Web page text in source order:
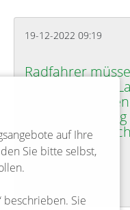
19-12-2022 09:19
Radfahrer
Straße fahren:
ordnet in
Wichmannsburg
an
auf Ihre
Sie bitte selbst,
beschrieben. Sie